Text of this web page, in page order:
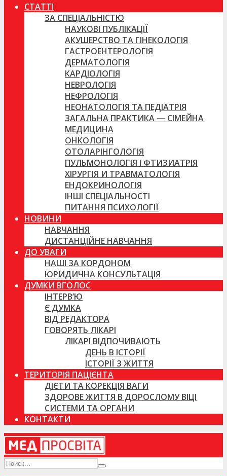
СТАТТІ
ЗА СПЕЦІАЛЬНІСТЮ
НАУКОВІ ПУБЛІКАЦІЇ
АКУШЕРСТВО ТА ГІНЕКОЛОГІЯ
ГАСТРОЕНТЕРОЛОГІЯ
ДЕРМАТОЛОГІЯ
КАРДІОЛОГІЯ
НЕВРОЛОГІЯ
НЕФРОЛОГІЯ
НЕОНАТОЛОГІЯ ТА ПЕДІАТРІЯ
ЗАГАЛЬНА ПРАКТИКА — СІМЕЙНА
МЕДИЦИНА
ОНКОЛОГІЯ
ОТОЛАРІНГОЛОГІЯ
ПУЛЬМОНОЛОГІЯ І ФТИЗИАТРІЯ
ХІРУРГІЯ И ТРАВМАТОЛОГІЯ
ЕНДОКРИНОЛОГІЯ
ІНШІ СПЕЦІАЛЬНОСТІ
ПИТАННЯ ПСИХОЛОГІЇ
НОВИНИ
НАВЧАННЯ
ДИСТАНЦІЙНЕ НАВЧАННЯ
ДО УВАГИ
НАШІ ЗА КОРДОНОМ
ЮРИДИЧНА КОНСУЛЬТАЦІЯ
ДУМКИ ВГОЛОС
ІНТЕРВ’Ю
Є ДУМКА
ВІД РЕДАКТОРА
ГОВОРЯТЬ ЛІКАРІ
ЛІКАРІ ВІДПОЧИВАЮТЬ
ДЕНЬ В ІСТОРІЇ
ІСТОРІЇ З ЖИТТЯ
ТЕРИТОРІЯ ПАЦІЄНТА
ДІЄТИ ТА КОРЕКЦІЯ ВАГИ
ЗДОРОВЕ ЖИТТЯ В ДОРОСЛОМУ ВІЦІ
СИСТЕМИ ТА ОРГАНИ
КОНТАКТИ